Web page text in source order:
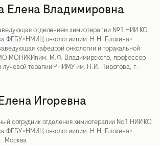
Елена Владимировна
отделением химиотерапии №1 НИИ КО
ФГБУ «НМИЦ онкологииnим. Н.Н. Блохина»
кафедрой онкологии и торакальной
МОНИКИnим. М.Ф. Владимирского, профессор
лучевой терапии РНИМУ им. Н.И. Пирогова, г.
Игоревна
сотрудник отделения химиотерапии No1 НИИ КО
ФГБУ «НМИЦ онкологииnим. Н.Н. Блохина»
Москва